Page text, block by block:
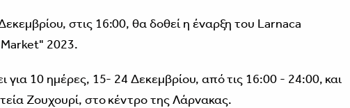
στις 16:00, θα δοθεί η έναρξη του Larnaca
2023.
για 10 ημέρες, 15- 24 Δεκεμβρίου, από τις 16:00 - 24:00, και
Ζουχουρί, στο κέντρο της Λάρνακας.